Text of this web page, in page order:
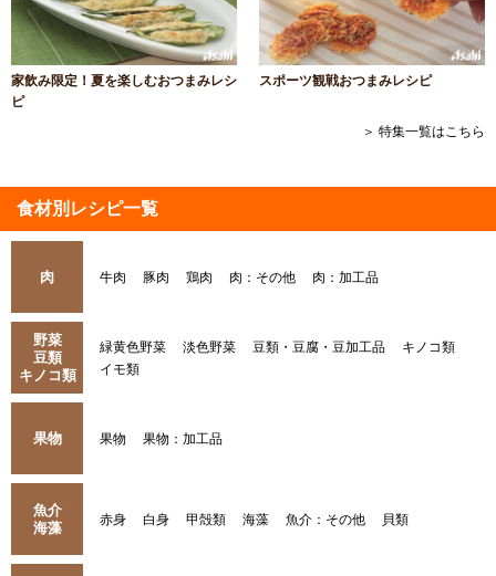
家飲み限定！夏を楽しむおつまみレシ
ピ
スポーツ観戦おつまみレシピ
＞ 特集一覧はこちら
食材別レシピ一覧
肉 牛肉 豚肉 鶏肉 肉：その他 肉：加工品
野菜
豆類
キノコ類
緑黄色野菜 淡色野菜 豆類・豆腐・豆加工品
キノコ類
イモ類
果物 果物 果物：加工品
魚介
海藻
赤身 白身 甲殻類 海藻 魚介：その他 貝類